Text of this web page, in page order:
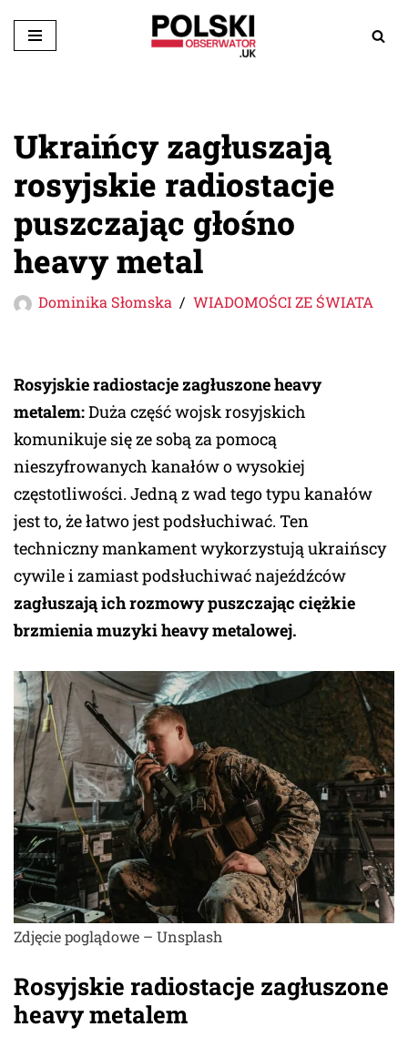
Przejdź
Ukraińcy zagłuszają
rosyjskie radiostacje
puszczając głośno
heavy metal
Dominika Słomska WIADOMOŚCI ZE ŚWIATA
Rosyjskie radiostacje zagłuszone heavy
metalem:Duża część wojsk rosyjskich
komunikuje się ze sobą za pomocą
nieszyfrowanych kanałów o wysokiej
częstotliwości. Jedną z wad tego typu kanałów
jest to, że łatwo jest podsłuchiwać. Ten
techniczny mankament wykorzystują ukraińscy
cywile i zamiast podsłuchiwać najeźdźców
zagłuszają ich rozmowy puszczając ciężkie
brzmienia muzyki heavy metalowej.
Zdjęcie poglądowe – Unsplash
Rosyjskie radiostacje zagłuszone
heavy metalem